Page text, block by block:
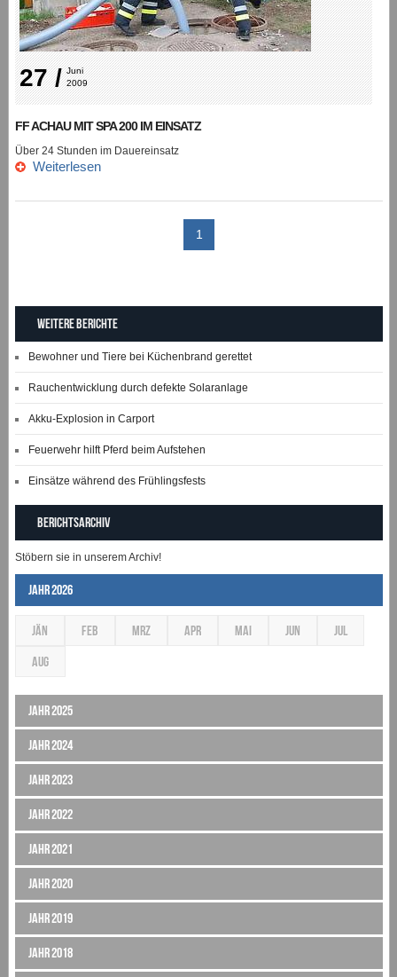
27 / Juni
2009
FF ACHAU MIT SPA 200 IM EINSATZ
Über 24 Stunden im Dauereinsatz
Weiterlesen
1
Weitere Berichte
Bewohner und Tiere bei Küchenbrand gerettet
Rauchentwicklung durch defekte Solaranlage
Akku-Explosion in Carport
Feuerwehr hilft Pferd beim Aufstehen
Einsätze während des Frühlingsfests
Berichtsarchiv
Stöbern sie in unserem Archiv!
Jahr 2026
JÄN FEB MRZ APR MAI JUN JUL
AUG
Jahr 2025
Jahr 2024
Jahr 2023
Jahr 2022
Jahr 2021
Jahr 2020
Jahr 2019
Jahr 2018